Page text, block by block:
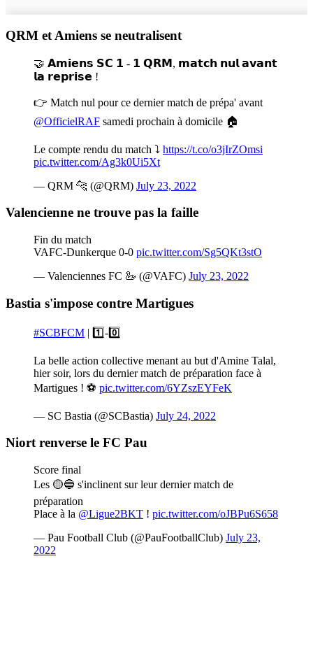
QRM et Amiens se neutralisent
🤝 𝗔𝗺𝗶𝗲𝗻𝘀 𝗦𝗖 𝟭 - 𝟭 𝗤𝗥𝗠, 𝗺𝗮𝘁𝗰𝗵 𝗻𝘂𝗹 𝗮𝘃𝗮𝗻𝘁
𝗹𝗮 𝗿𝗲𝗽𝗿𝗶𝘀𝗲 !
👉 Match nul pour ce dernier match de prépa' avant
@OfficielRAF samedi prochain à domicile 🏠
Le compte rendu du match ⤵️ https://t.co/o3jIrZOmsi
pic.twitter.com/Ag3k0Ui5Xt
— QRM 🐆 (@QRM) July 23, 2022
Valencienne ne trouve pas la faille
Fin du match
VAFC-Dunkerque 0-0 pic.twitter.com/Sg5QKt3stO
— Valenciennes FC 🦢 (@VAFC) July 23, 2022
Bastia s'impose contre Martigues
#SCBFCM | 1️⃣-0️⃣
La belle action collective menant au but d'Amine Talal,
hier soir, lors du dernier match de préparation face à
Martigues ! ⚽️ pic.twitter.com/6YZszEYFeK
— SC Bastia (@SCBastia) July 24, 2022
Niort renverse le FC Pau
Score final
Les 🟡🔵 s'inclinent sur leur dernier match de
préparation
Place à la @Ligue2BKT ! pic.twitter.com/oJBPu6S658
— Pau Football Club (@PauFootballClub) July 23,
2022